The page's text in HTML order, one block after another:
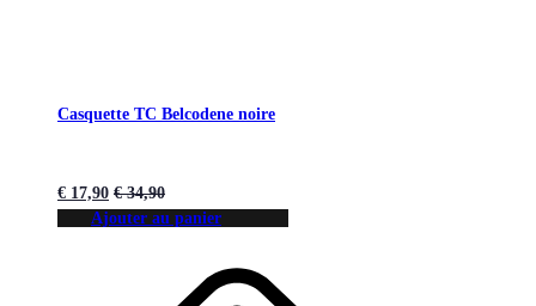
Casquette TC Belcodene noire
€ 17,90 €34,90
Ajouter au panier